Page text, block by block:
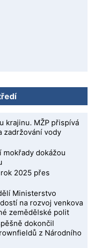
krajinu. MŽP přispívá
zadržování vody
mokřady dokážou
2025 přes
Ministerstvo
na rozvoj venkova
zemědělské polit
dokončil
z Národního